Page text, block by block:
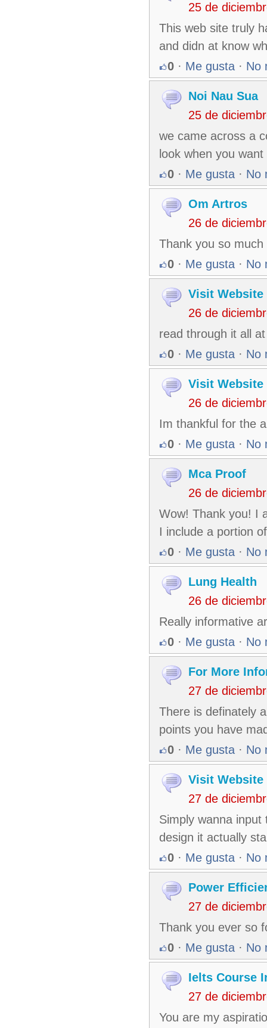
25 de
This web site truly
and didn at know
0 · Me gusta · No
Noi Nau Sua
25 de
we came across a
look when you want
0 · Me gusta · No
Om Artros
26 de
Thank you so
0 · Me gusta · No
Visit Website
26 de
read through it all
0 · Me gusta · No
Visit Website
26 de
Im thankful for the
0 · Me gusta · No
Mca Proof
26 de
Wow! Thank you! I
I include a portion
0 · Me gusta · No
Lung Health
26 de
Really informative
0 · Me gusta · No
For More
27 de
There is definately
points you have
0 · Me gusta · No
Visit Website
27 de
Simply wanna
design it actually
0 · Me gusta · No
Power
27 de
Thank you ever so
0 · Me gusta · No
Ielts Course
27 de
You are my